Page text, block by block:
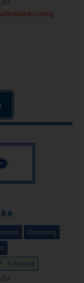
Rechnung
E-Rezept